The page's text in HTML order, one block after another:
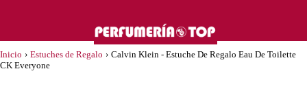
Inicio › Estuches de Regalo › Calvin Klein - Estuche De Regalo Eau De Toilette
CK Everyone